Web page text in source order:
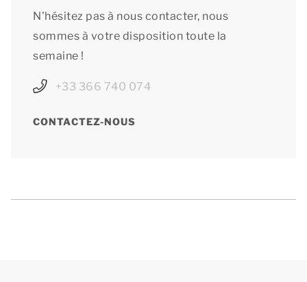
N'hésitez pas à nous contacter, nous
sommes à votre disposition toute la
semaine !
+33 366 740 074
CONTACTEZ-NOUS